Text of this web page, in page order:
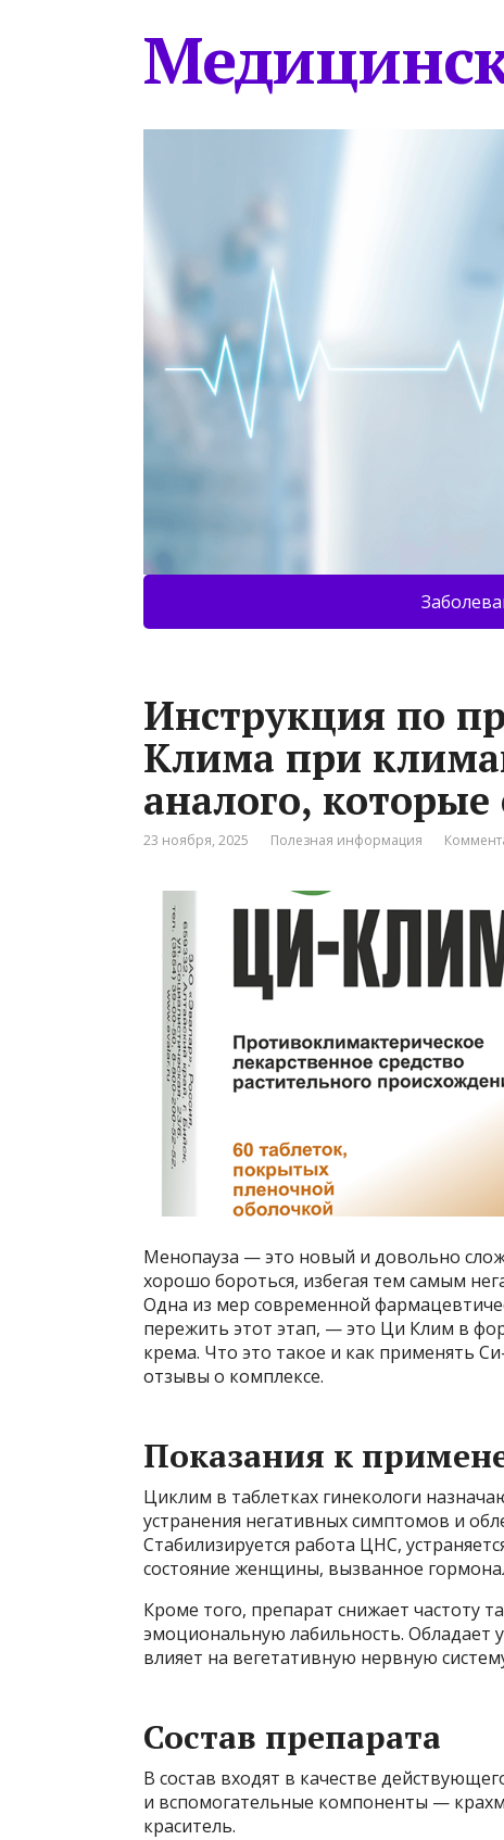
Инструкция по
Клима при
аналого, которые
23 ноября, 2025 Полезная информация
Менопауза — это новый и довольно
хорошо бороться, избегая тем самым
Одна из мер современной
пережить этот этап, — это Ци Клим в
крема. Что это такое и как применять
отзывы о комплексе.
Показания к
Циклим в таблетках гинекологи
устранения негативных симптомов и
Стабилизируется работа ЦНС,
состояние женщины, вызванное
Кроме того, препарат снижает частоту
эмоциональную лабильность.
влияет на вегетативную нервную
Состав препарата
В состав входят в качестве
и вспомогательные компоненты —
краситель.